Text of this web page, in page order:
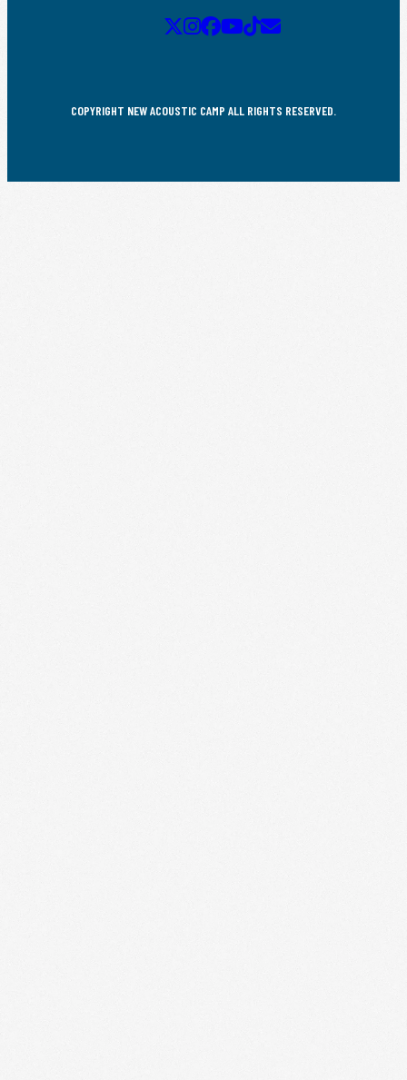
COPYRIGHT NEW ACOUSTIC CAMP ALL RIGHTS RESERVED.